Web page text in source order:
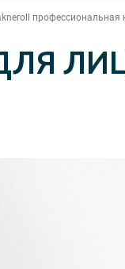
профессиональная
ЛИЦА